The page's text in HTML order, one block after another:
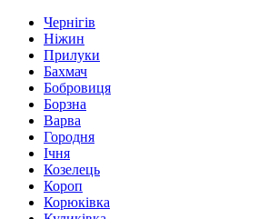
Чернігів
Ніжин
Прилуки
Бахмач
Бобровиця
Борзна
Варва
Городня
Ічня
Козелець
Короп
Корюківка